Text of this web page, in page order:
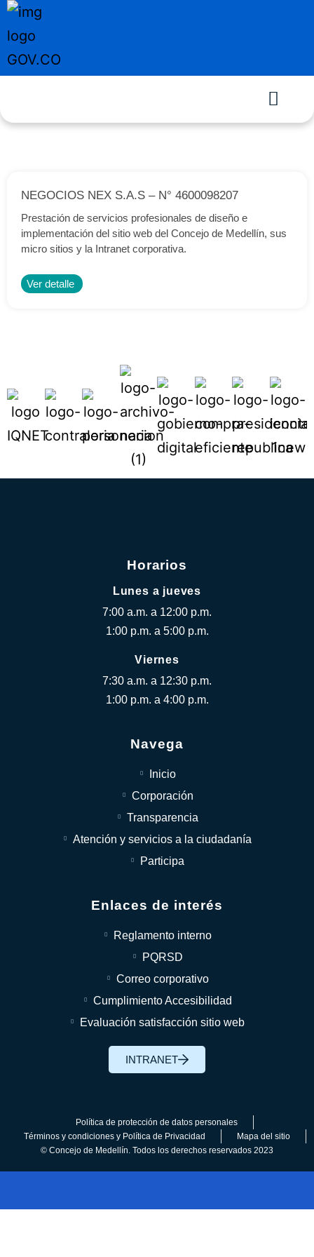
NEGOCIOS NEX S.A.S – N° 4600098207
Prestación de servicios profesionales de diseño e
implementación del sitio web del Concejo de Medellín, sus
micro sitios y la Intranet corporativa.
Ver detalle
Horarios
Lunes a jueves
7:00 a.m. a 12:00 p.m.
1:00 p.m. a 5:00 p.m.
Viernes
7:30 a.m. a 12:30 p.m.
1:00 p.m. a 4:00 p.m.
Navega
Inicio
Corporación
Transparencia
Atención y servicios a la ciudadanía
Participa
Enlaces de interés
Reglamento interno
PQRSD
Correo corporativo
Cumplimiento Accesibilidad
Evaluación satisfacción sitio web
INTRANET
Política de protección de datos personales
Términos y condiciones y Política de Privacidad
Mapa del sitio
© Concejo de Medellín. Todos los derechos reservados 2023